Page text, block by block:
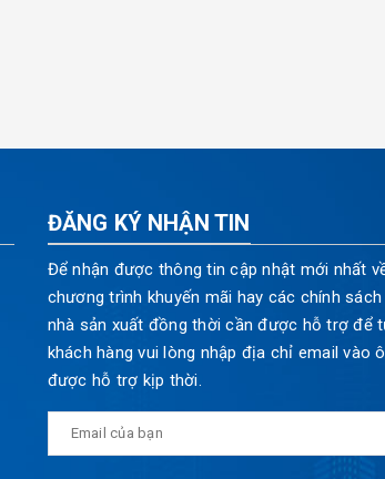
ĐĂNG KÝ NHẬN TIN
Để nhận được thông tin cập nhật mới nhất
chương trình khuyến mãi hay các chính
nhà sản xuất đồng thời cần được hỗ trợ để
khách hàng vui lòng nhập địa chỉ email vào
được hỗ trợ kịp thời.